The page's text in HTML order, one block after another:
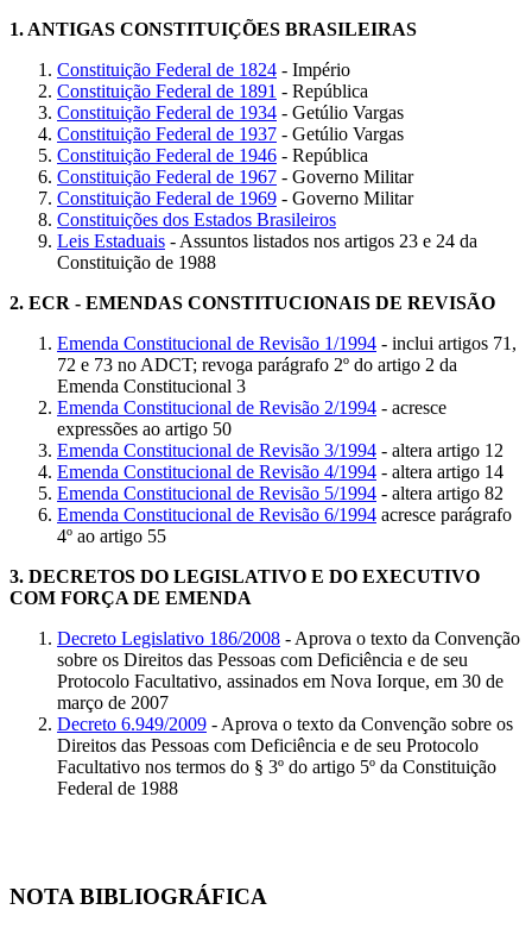
1. ANTIGAS CONSTITUIÇÕES BRASILEIRAS
Constituição Federal de 1824 - Império
Constituição Federal de 1891 - República
Constituição Federal de 1934 - Getúlio Vargas
Constituição Federal de 1937 - Getúlio Vargas
Constituição Federal de 1946 - República
Constituição Federal de 1967 - Governo Militar
Constituição Federal de 1969 - Governo Militar
Constituições dos Estados Brasileiros
Leis Estaduais - Assuntos listados nos artigos 23 e 24 da
Constituição de 1988
2. ECR - EMENDAS CONSTITUCIONAIS DE REVISÃO
Emenda Constitucional de Revisão 1/1994 - inclui artigos 71,
72 e 73 no ADCT; revoga parágrafo 2º do artigo 2 da
Emenda Constitucional 3
Emenda Constitucional de Revisão 2/1994 - acresce
expressões ao artigo 50
Emenda Constitucional de Revisão 3/1994 - altera artigo 12
Emenda Constitucional de Revisão 4/1994 - altera artigo 14
Emenda Constitucional de Revisão 5/1994 - altera artigo 82
Emenda Constitucional de Revisão 6/1994 acresce parágrafo
4º ao artigo 55
3. DECRETOS DO LEGISLATIVO E DO EXECUTIVO
COM FORÇA DE EMENDA
Decreto Legislativo 186/2008 - Aprova o texto da Convenção
sobre os Direitos das Pessoas com Deficiência e de seu
Protocolo Facultativo, assinados em Nova Iorque, em 30 de
março de 2007
Decreto 6.949/2009 - Aprova o texto da Convenção sobre os
Direitos das Pessoas com Deficiência e de seu Protocolo
Facultativo nos termos do § 3º do artigo 5º da Constituição
Federal de 1988
NOTA BIBLIOGRÁFICA